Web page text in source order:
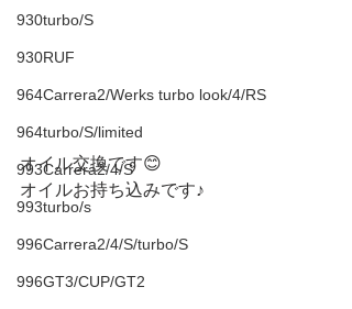
930turbo/S
930RUF
964Carrera2/Werks turbo look/4/RS
964turbo/S/limited
993Carrera2/4/S
993turbo/s
996Carrera2/4/S/turbo/S
996GT3/CUP/GT2
オイル交換です😊
オイルお持ち込みです♪